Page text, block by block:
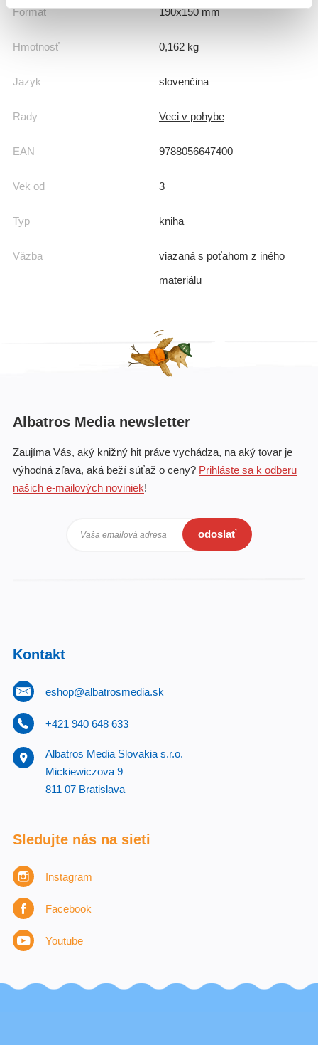
Formát 190x150 mm
Hmotnosť 0,162 kg
Jazyk slovenčina
Rady Veci v pohybe
EAN 9788056647400
Vek od 3
Typ kniha
Väzba
viazaná s poťahom z iného
materiálu
Albatros Media newsletter
Zaujíma Vás, aký knižný hit práve vychádza, na aký tovar je
výhodná zľava, aká beží súťaž o ceny? Prihláste sa k odberu
našich e-mailových noviniek!
Vaša emailová adresa odoslať
Kontakt
eshop@albatrosmedia.sk
+421 940 648 633
Albatros Media Slovakia s.r.o.
Mickiewiczova 9
811 07 Bratislava
Sledujte nás na sieti
Instagram
Facebook
Youtube